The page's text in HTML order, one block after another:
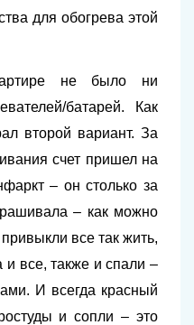
для обогрева этой
не было ни
батарей. Как
второй вариант. За
счет пришел на
– он столько за
– как можно
все так жить,
все, также и спали –
И всегда красный
и сопли – это